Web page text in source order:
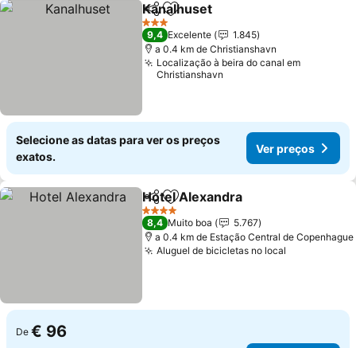
PartilharAdicionar aos favoritos
Kanalhuset
3 Estrelas
9,4 Excelente
1.845
a 0.4 km de Christianshavn
Localização à beira do canal em
Christianshavn
Selecione as datas para ver os preços
exatos.
Ver preços
PartilharAdicionar aos favoritos
Hotel Alexandra
4 Estrelas
8,4 Muito boa
5.767
a 0.4 km de Estação Central de Copenhague
Aluguel de bicicletas no local
De € 96